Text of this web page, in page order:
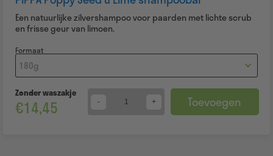
Een natuurlijke zilvershampoo voor paarden met lichte scrub
en frisse geur van limoen.
Formaat
Zonder waszakje
€14,45 Quantity Toevoegen